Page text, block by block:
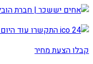
התקשרו עוד היום
קבלו הצעת מחיר